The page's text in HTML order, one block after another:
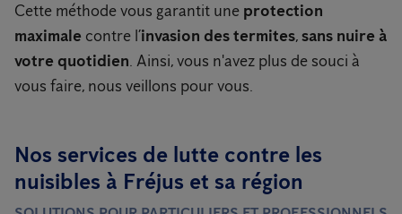
Cette méthode vous garantit une protection
maximale contre l’invasion des termites,sans nuire à
votre quotidien. Ainsi, vous n'avez plus de souci à
vous faire, nous veillons pour vous.
Nos services de lutte contre les
nuisibles à Fréjus et sa région